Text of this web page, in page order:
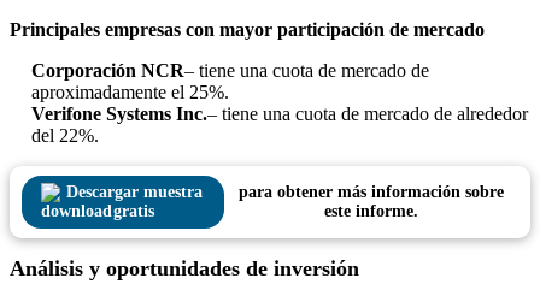
Principales empresas con mayor participación de mercado
Corporación NCR– tiene una cuota de mercado de
aproximadamente el 25%.
Verifone Systems Inc.– tiene una cuota de mercado de alrededor
del 22%.
Descargar muestra
gratis
para obtener más información sobre
este informe.
Análisis y oportunidades de inversión